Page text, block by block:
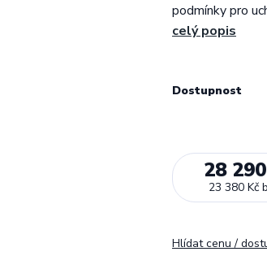
podmínky pro
celý popis
Dostupnost
28
23 380 Kč
Hlídat cenu /